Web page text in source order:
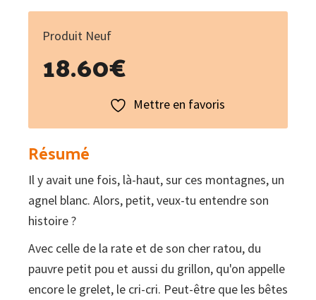
Produit Neuf
18.60€
Mettre en favoris
Résumé
Il y avait une fois, là-haut, sur ces montagnes, un
agnel blanc. Alors, petit, veux-tu entendre son
histoire ?
Avec celle de la rate et de son cher ratou, du
pauvre petit pou et aussi du grillon, qu'on appelle
encore le grelet, le cri-cri. Peut-être que les bêtes